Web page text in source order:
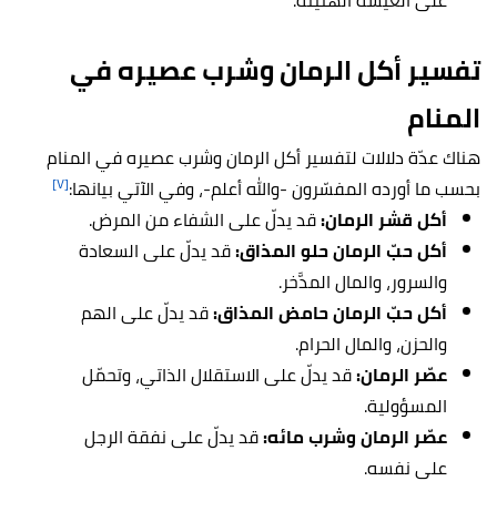
تفسير أكل الرمان وشرب عصيره في
المنام
هناك عدّة دلالات لتفسير أكل الرمان وشرب عصيره في المنام
بحسب ما أورده المفسّرون -والله أعلم-، وفي الآتي بيانها:[٧]
أكل قشر الرمان:قد يدلّ على الشفاء من المرض.
أكل حبّ الرمان حلو المذاق:قد يدلّ على السعادة
والسرور، والمال المدَّخر.
أكل حبّ الرمان حامض المذاق:قد يدلّ على الهم
والحزن، والمال الحرام.
عصّر الرمان:قد يدلّ على الاستقلال الذاتي، وتحمّل
المسؤولية.
عصّر الرمان وشرب مائه:قد يدلّ على نفقة الرجل
على نفسه.